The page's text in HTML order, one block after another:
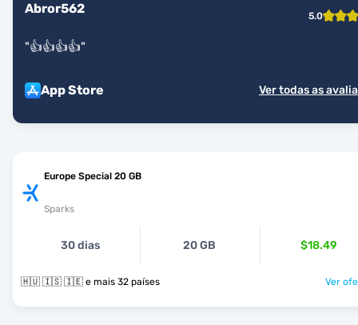
Abror562 5.0
"👍👍👍👍"
App Store Ver todas as
Europe Special 20 GB
Sparks
30 dias 20 GB $18.49
🇭🇺 🇮🇸 🇮🇪 e mais 32 países Ver